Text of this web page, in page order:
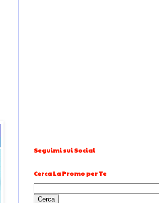
Seguimi sui Social
Cerca La Promo per Te